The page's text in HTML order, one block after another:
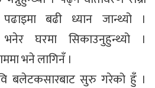
बढी ध्यान जान्थ्यो ।
घरमा सिकाउनुहुन्थ्यो ।
भने लागिनँ ।
बलेटकसारबाट सुरु गरेको हुँ ।